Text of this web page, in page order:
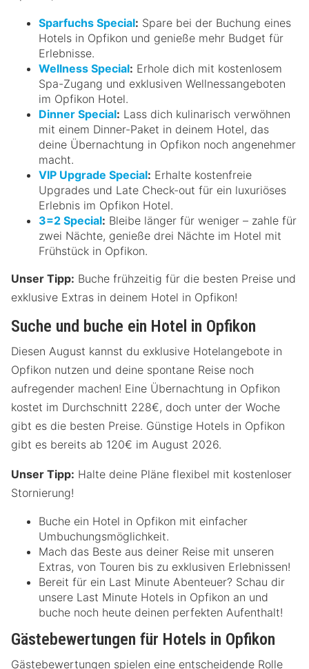
Sparfuchs Special: Spare bei der Buchung eines
Hotels in Opfikon und genieße mehr Budget für
Erlebnisse.
Wellness Special: Erhole dich mit kostenlosem
Spa-Zugang und exklusiven Wellnessangeboten
im Opfikon Hotel.
Dinner Special: Lass dich kulinarisch verwöhnen
mit einem Dinner-Paket in deinem Hotel, das
deine Übernachtung in Opfikon noch angenehmer
macht.
VIP Upgrade Special: Erhalte kostenfreie
Upgrades und Late Check-out für ein luxuriöses
Erlebnis im Opfikon Hotel.
3=2 Special: Bleibe länger für weniger – zahle für
zwei Nächte, genieße drei Nächte im Hotel mit
Frühstück in Opfikon.
Unser Tipp: Buche frühzeitig für die besten Preise und
exklusive Extras in deinem Hotel in Opfikon!
Suche und buche ein Hotel in Opfikon
Diesen August kannst du exklusive Hotelangebote in
Opfikon nutzen und deine spontane Reise noch
aufregender machen! Eine Übernachtung in Opfikon
kostet im Durchschnitt 228€, doch unter der Woche
gibt es die besten Preise. Günstige Hotels in Opfikon
gibt es bereits ab 120€ im August 2026.
Unser Tipp: Halte deine Pläne flexibel mit kostenloser
Stornierung!
Buche ein Hotel in Opfikon mit einfacher
Umbuchungsmöglichkeit.
Mach das Beste aus deiner Reise mit unseren
Extras, von Touren bis zu exklusiven Erlebnissen!
Bereit für ein Last Minute Abenteuer? Schau dir
unsere Last Minute Hotels in Opfikon an und
buche noch heute deinen perfekten Aufenthalt!
Gästebewertungen für Hotels in Opfikon
Gästebewertungen spielen eine entscheidende Rolle